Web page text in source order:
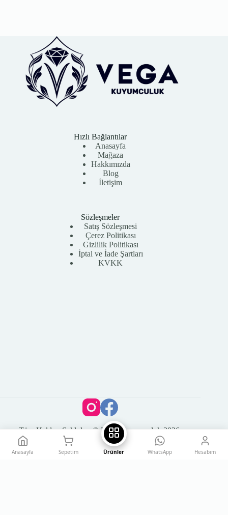
Hızlı Bağlantılar
Anasayfa
Mağaza
Hakkımızda
Blog
İletişim
Sözleşmeler
Satış Sözleşmesi
Çerez Politikası
Gizlilik Politikası
İptal ve İade Şartları
KVKK
Tüm Hakları Saklıdır. © Vega Kuyumculuk 2026
Anasayfa Sepetim Ürünler WhatsApp Hesabım